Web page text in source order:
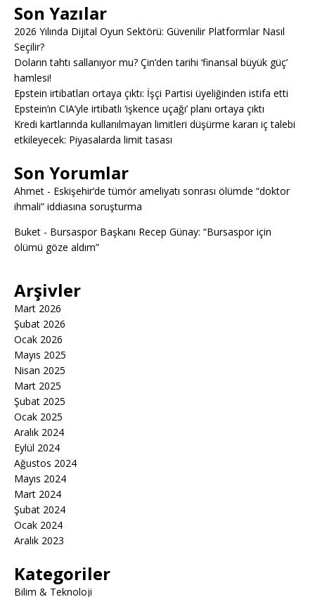
Son Yazılar
2026 Yılında Dijital Oyun Sektörü: Güvenilir Platformlar Nasıl
Seçilir?
Doların tahtı sallanıyor mu? Çin’den tarihi ‘finansal büyük güç’
hamlesi!
Epstein irtibatları ortaya çıktı: İşçi Partisi üyeliğinden istifa etti
Epstein’ın CIA’yle irtibatlı ‘işkence uçağı’ planı ortaya çıktı
Kredi kartlarında kullanılmayan limitleri düşürme kararı iç talebi
etkileyecek: Piyasalarda limit tasası
Son Yorumlar
Ahmet - Eskişehir’de tümör ameliyatı sonrası ölümde “doktor
ihmali” iddiasına soruşturma
Buket - Bursaspor Başkanı Recep Günay: “Bursaspor için
ölümü göze aldım”
Arşivler
Mart 2026
Şubat 2026
Ocak 2026
Mayıs 2025
Nisan 2025
Mart 2025
Şubat 2025
Ocak 2025
Aralık 2024
Eylül 2024
Ağustos 2024
Mayıs 2024
Mart 2024
Şubat 2024
Ocak 2024
Aralık 2023
Kategoriler
Bilim & Teknoloji